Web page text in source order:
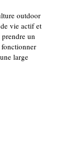
outdoor
vie actif et
prendre un
large